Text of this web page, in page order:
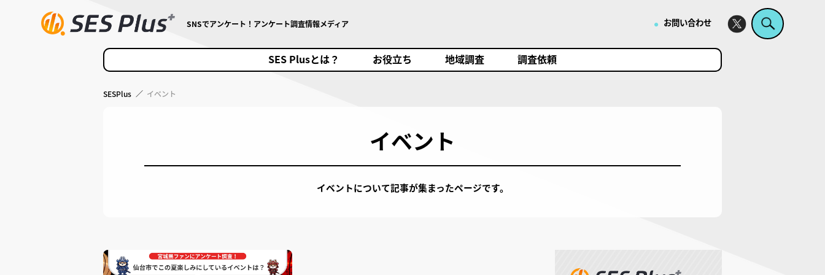
SNSでアンケート！アンケート調査情報メディア ・ お問い合わせ
SES Plusとは？ お役立ち 地域調査 調査依頼
SESPlus ／ イベント
イベント
イベントについて記事が集まったページです。